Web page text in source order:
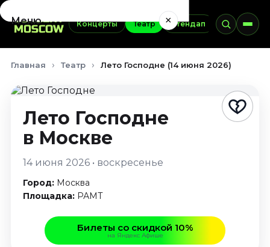
Концерты Театр Стендап Выставки
Меню ×
Сентябрь 2026
Ноябрь 2026
Декабрь 2026
Август 2026
Октябрь 2026
Ноябрь 2026
Главная Театр Лето Господне (14 июня 2026)
Лето Господне
в Москве
14 июня 2026 • воскресенье
Город: Москва
Площадка: РАМТ
Билеты со скидкой 10%
на Яндекс Афише